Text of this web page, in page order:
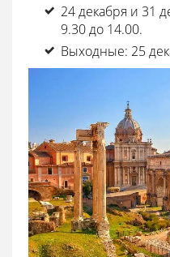
24 декабря и 31
9.30 до 14.00.
Выходные: 25